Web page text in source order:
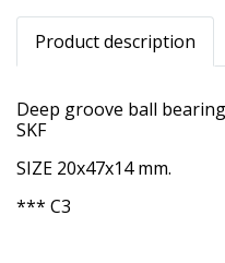
Product description
Deep groove ball
SKF
SIZE 20x47x14 mm.
*** C3